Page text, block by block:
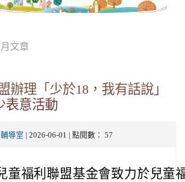
文章
辦理「少於18，我有話說」
表意活動
輔導室 | 2026-06-01 | 點閱數： 57
童福利聯盟基金會致力於兒童